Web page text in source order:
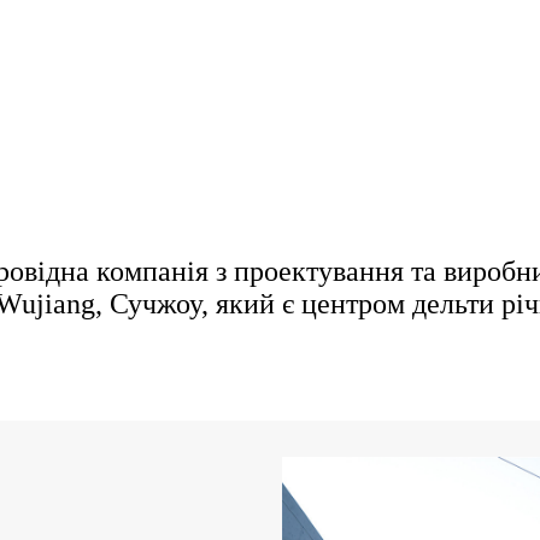
компанія з проектування та
Сучжоу, який є центром дельти